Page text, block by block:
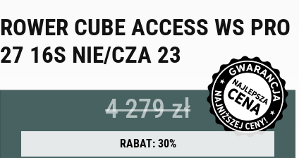
ROWER CUBE ACCESS WS PRO
27 16S NIE/CZA 23
4 279 zł
RABAT: 30%